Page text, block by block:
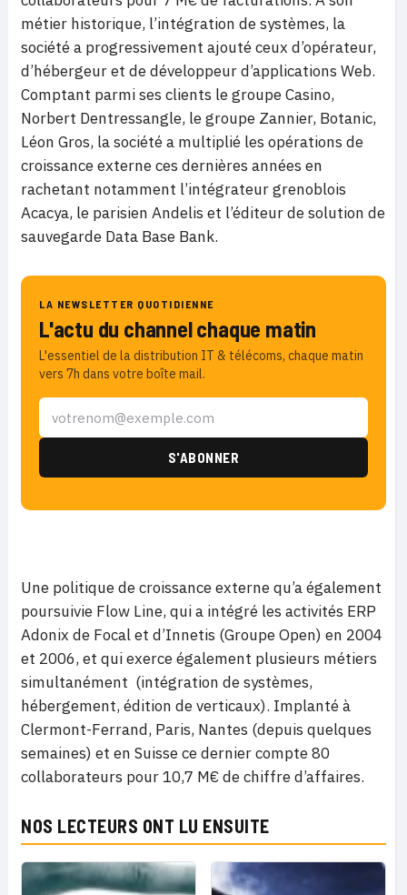
métier historique, l’intégration de systèmes, la
société a progressivement ajouté ceux d’opérateur,
d’hébergeur et de développeur d’applications Web.
Comptant parmi ses clients le groupe Casino,
Norbert Dentressangle, le groupe Zannier, Botanic,
Léon Gros, la société a multiplié les opérations de
croissance externe ces dernières années en
rachetant notamment l’intégrateur grenoblois
Acacya, le parisien Andelis et l’éditeur de solution de
sauvegarde Data Base Bank.
LA NEWSLETTER QUOTIDIENNE
L'actu du channel chaque matin
L'essentiel de la distribution IT & télécoms, chaque matin
vers 7h dans votre boîte mail.
Une politique de croissance externe qu’a également
poursuivie Flow Line, qui a intégré les activités ERP
Adonix de Focal et d’Innetis (Groupe Open) en 2004
et 2006, et qui exerce également plusieurs métiers
simultanément (intégration de systèmes,
hébergement, édition de verticaux). Implanté à
Clermont-Ferrand, Paris, Nantes (depuis quelques
semaines) et en Suisse ce dernier compte 80
collaborateurs pour 10,7 M€ de chiffre d’affaires.
NOS LECTEURS ONT LU ENSUITE